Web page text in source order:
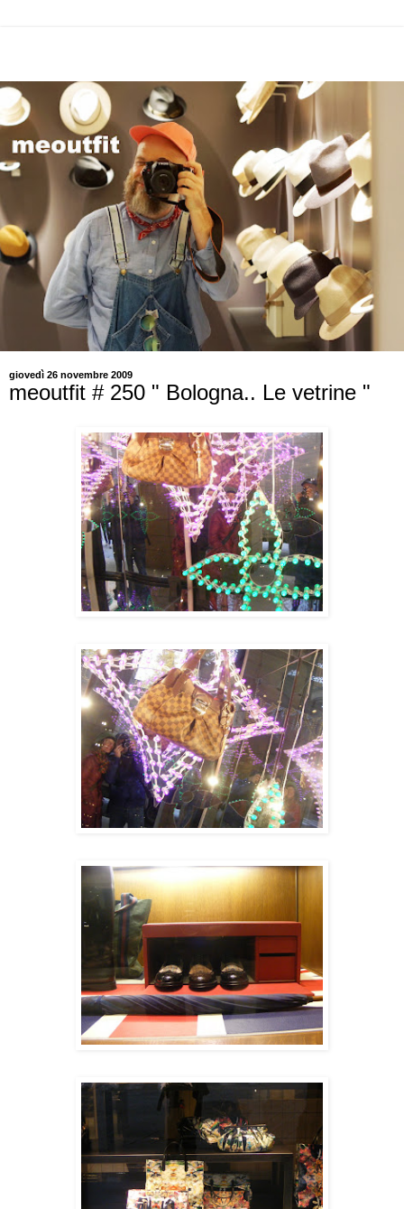
giovedì 26 novembre 2009
meoutfit # 250 " Bologna.. Le vetrine "